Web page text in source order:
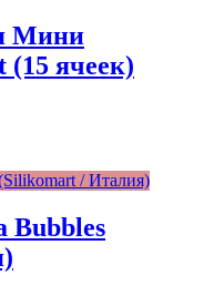
Мини
ячеек)
Bubbles